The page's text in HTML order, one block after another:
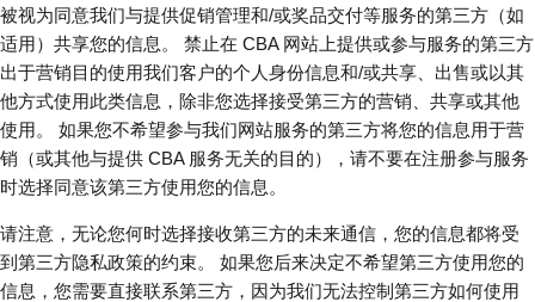
被视为同意我们与提供促销管理和/或奖品交付等服务的第三方（如
适用）共享您的信息。 禁止在 CBA 网站上提供或参与服务的第三方
出于营销目的使用我们客户的个人身份信息和/或共享、出售或以其
他方式使用此类信息，除非您选择接受第三方的营销、共享或其他
使用。 如果您不希望参与我们网站服务的第三方将您的信息用于营
销（或其他与提供 CBA 服务无关的目的），请不要在注册参与服务
时选择同意该第三方使用您的信息。
请注意，无论您何时选择接收第三方的未来通信，您的信息都将受
到第三方隐私政策的约束。 如果您后来决定不希望第三方使用您的
信息，您需要直接联系第三方，因为我们无法控制第三方如何使用